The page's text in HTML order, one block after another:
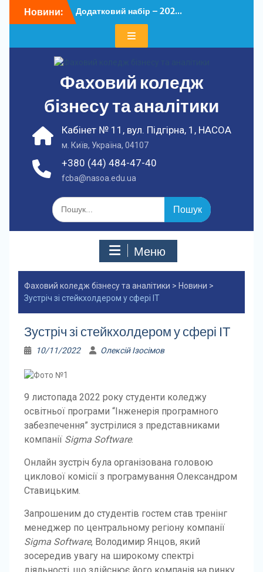
доНовини:
Додатковий набір – 202...
У ФКБА НАСОА
Фаховий коледж
бізнесу та аналітики
+380 (44) 484-47-40
fcba@nasoa.edu.ua
Кабінет № 11, вул. Підгірна, 1, НАСОА
м. Київ, Україна, 04107
Шукати:
Меню
Фаховий коледж бізнесу та аналітики > Новини >
Зустріч зі стейкхолдером у сфері ІТ
Зустріч зі стейкхолдером у сфері ІТ
10/11/2022 Олексій Ізосімов
9 листопада 2022 року студенти коледжу
освітньої програми “Інженерія програмного
забезпечення” зустрілися з представниками
компанії Sigma Software.
Онлайн зустріч була організована головою
циклової комісії з програмування Олександром
Ставицьким.
Запрошеним до студентів гостем став тренінг
менеджер по центральному регіону компанії
Sigma Software, Володимир Янцов, який
зосередив увагу на широкому спектрі